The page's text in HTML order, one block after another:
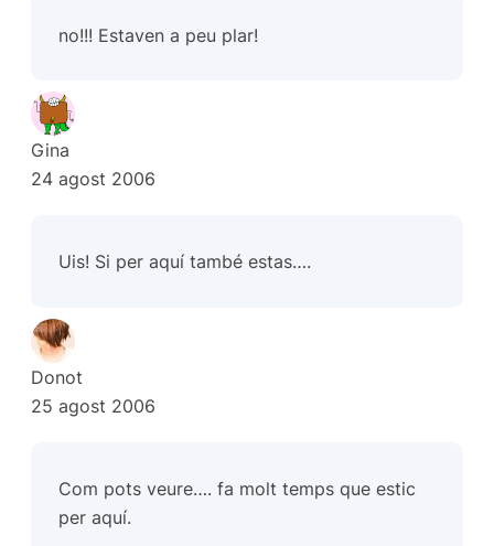
no!!! Estaven a peu plar!
Gina
24 agost 2006
Uis! Si per aquí també estas….
Donot
25 agost 2006
Com pots veure…. fa molt temps que estic
per aquí.